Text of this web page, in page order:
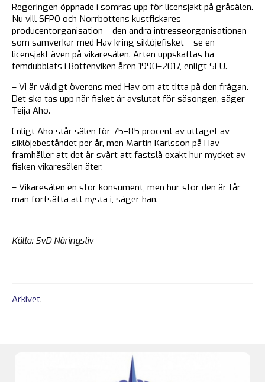
Regeringen öppnade i somras upp för licensjakt på gråsälen.
Nu vill SFPO och Norrbottens kustfiskares
producentorganisation – den andra intresseorganisationen
som samverkar med Hav kring siklöjefisket – se en
licensjakt även på vikaresälen. Arten uppskattas ha
femdubblats i Bottenviken åren 1990–2017, enligt SLU.
– Vi är väldigt överens med Hav om att titta på den frågan.
Det ska tas upp när fisket är avslutat för säsongen, säger
Teija Aho.
Enligt Aho står sälen för 75–85 procent av uttaget av
siklöjebeståndet per år, men Martin Karlsson på Hav
framhåller att det är svårt att fastslå exakt hur mycket av
fisken vikaresälen äter.
– Vikaresälen en stor konsument, men hur stor den är får
man fortsätta att nysta i, säger han.
Källa: SvD Näringsliv
Arkivet.